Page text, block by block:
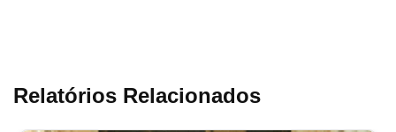
Relatórios Relacionados